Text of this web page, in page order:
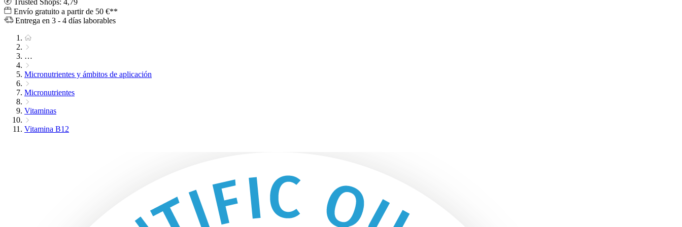
Trusted Shops: 4,79
Envío gratuito a partir de 50 €**
Entrega en 3 - 4 días laborables
…
Micronutrientes y ámbitos de aplicación
Micronutrientes
Vitaminas
Vitamina B12